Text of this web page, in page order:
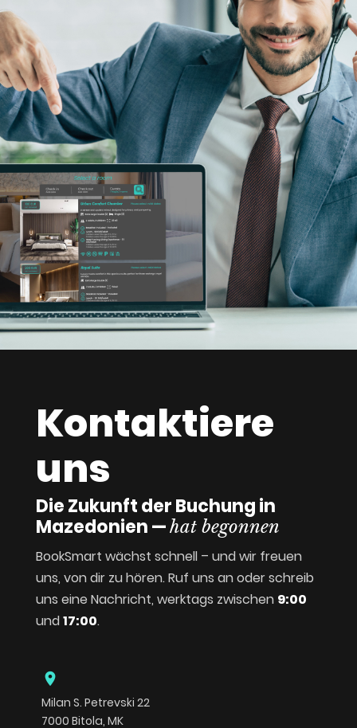
Kontaktiere
uns
Die Zukunft der Buchung in
Mazedonien —hat begonnen
BookSmart wächst schnell – und wir freuen
uns, von dir zu hören. Ruf uns an oder schreib
uns eine Nachricht, werktags zwischen 9:00
und17:00.
location_on
Milan S. Petrevski 22
7000 Bitola, MK